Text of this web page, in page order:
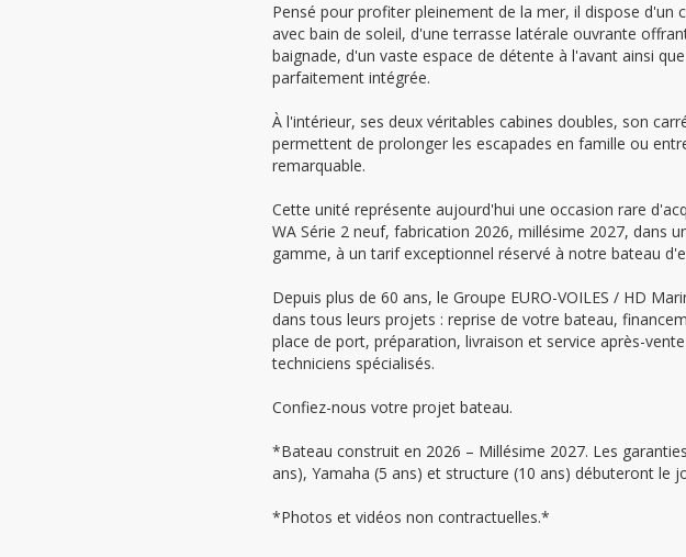
Pensé pour profiter pleinement de la mer, il dispose d'un
avec bain de soleil, d'une terrasse latérale ouvrante
baignade, d'un vaste espace de détente à l'avant ainsi
parfaitement intégrée.
À l'intérieur, ses deux véritables cabines doubles, son
permettent de prolonger les escapades en famille ou
remarquable.
Cette unité représente aujourd'hui une occasion rare
WA Série 2 neuf, fabrication 2026, millésime 2027, dans
gamme, à un tarif exceptionnel réservé à notre bateau
Depuis plus de 60 ans, le Groupe EURO-VOILES / HD
dans tous leurs projets : reprise de votre bateau,
place de port, préparation, livraison et service après-
techniciens spécialisés.
Confiez-nous votre projet bateau.
*Bateau construit en 2026 – Millésime 2027. Les
ans), Yamaha (5 ans) et structure (10 ans) débuteront le
*Photos et vidéos non contractuelles.*